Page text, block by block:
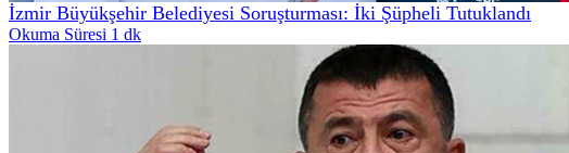
İzmir Büyükşehir Belediyesi Soruşturması: İki Şüpheli Tutuklandı
Okuma Süresi 1 dk